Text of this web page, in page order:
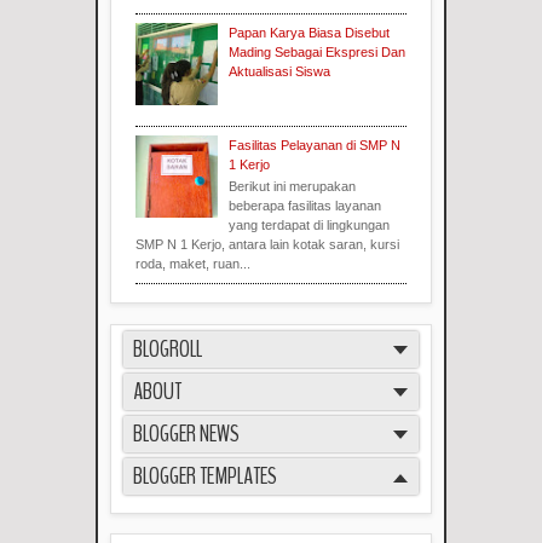
Papan Karya Biasa Disebut
Mading Sebagai Ekspresi Dan
Aktualisasi Siswa
Fasilitas Pelayanan di SMP N
1 Kerjo
Berikut ini merupakan
beberapa fasilitas layanan
yang terdapat di lingkungan
SMP N 1 Kerjo, antara lain kotak saran, kursi
roda, maket, ruan...
BLOGROLL
ABOUT
BLOGGER NEWS
BLOGGER TEMPLATES